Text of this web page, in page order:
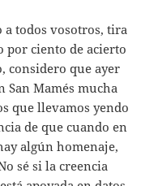
a todos vosotros, tira
por ciento de acierto
considero que ayer
San Mamés mucha
que llevamos yendo
de que cuando en
algún homenaje,
sé si la creencia